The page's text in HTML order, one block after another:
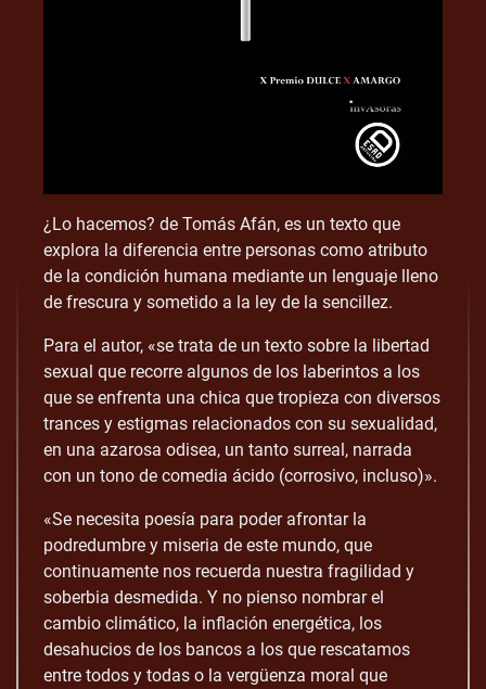
¿Lo hacemos? de Tomás Afán, es un texto que
explora la diferencia entre personas como atributo
de la condición humana mediante un lenguaje lleno
de frescura y sometido a la ley de la sencillez.
Para el autor, «se trata de un texto sobre la libertad
sexual que recorre algunos de los laberintos a los
que se enfrenta una chica que tropieza con diversos
trances y estigmas relacionados con su sexualidad,
en una azarosa odisea, un tanto surreal, narrada
con un tono de comedia ácido (corrosivo, incluso)».
«Se necesita poesía para poder afrontar la
podredumbre y miseria de este mundo, que
continuamente nos recuerda nuestra fragilidad y
soberbia desmedida. Y no pienso nombrar el
cambio climático, la inflación energética, los
desahucios de los bancos a los que rescatamos
entre todos y todas o la vergüenza moral que